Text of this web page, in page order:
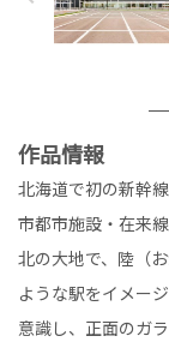
作品情報
北海道で初の新幹
市都市施設・在来
北の大地で、陸（
ような駅をイメー
意識し、正面のガ